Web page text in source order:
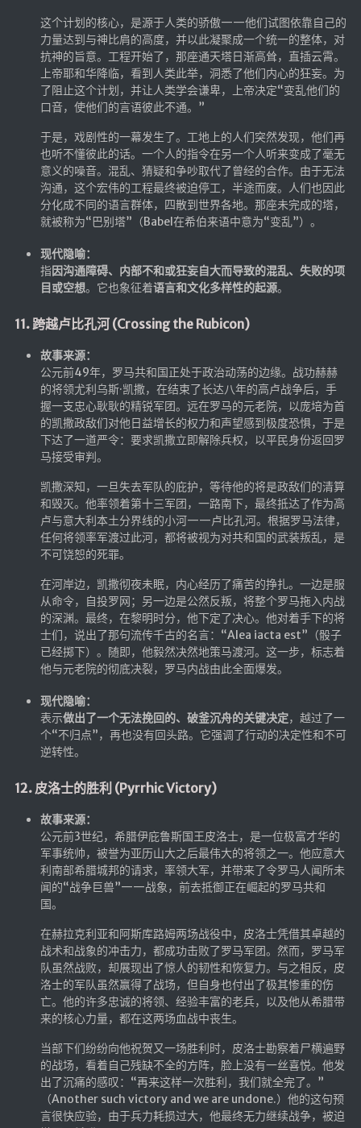
这个计划的核心，是源于人类的骄傲——他们试图依靠自己的
力量达到与神比肩的高度，并以此凝聚成一个统一的整体，对
抗神的旨意。工程开始了，那座通天塔日渐高耸，直插云霄。
上帝耶和华降临，看到人类此举，洞悉了他们内心的狂妄。为
了阻止这个计划，并让人类学会谦卑，上帝决定“变乱他们的
口音，使他们的言语彼此不通。”
于是，戏剧性的一幕发生了。工地上的人们突然发现，他们再
也听不懂彼此的话。一个人的指令在另一个人听来变成了毫无
意义的噪音。混乱、猜疑和争吵取代了曾经的合作。由于无法
沟通，这个宏伟的工程最终被迫停工，半途而废。人们也因此
分化成不同的语言群体，四散到世界各地。那座未完成的塔，
就被称为“巴别塔”（Babel在希伯来语中意为“变乱”）。
现代隐喻：
指因沟通障碍、内部不和或狂妄自大而导致的混乱、失败的项
目或空想。它也象征着语言和文化多样性的起源。
11. 跨越卢比孔河 (Crossing the Rubicon)
故事来源：
公元前49年，罗马共和国正处于政治动荡的边缘。战功赫赫
的将领尤利乌斯·凯撒，在结束了长达八年的高卢战争后，手
握一支忠心耿耿的精锐军团。远在罗马的元老院，以庞培为首
的凯撒政敌们对他日益增长的权力和声望感到极度恐惧，于是
下达了一道严令：要求凯撒立即解除兵权，以平民身份返回罗
马接受审判。
凯撒深知，一旦失去军队的庇护，等待他的将是政敌们的清算
和毁灭。他率领着第十三军团，一路南下，最终抵达了作为高
卢与意大利本土分界线的小河——卢比孔河。根据罗马法律，
任何将领率军渡过此河，都将被视为对共和国的武装叛乱，是
不可饶恕的死罪。
在河岸边，凯撒彻夜未眠，内心经历了痛苦的挣扎。一边是服
从命令，自投罗网；另一边是公然反叛，将整个罗马拖入内战
的深渊。最终，在黎明时分，他下定了决心。他对着手下的将
士们，说出了那句流传千古的名言：“Alea iacta est”（骰子
已经掷下）。随即，他毅然决然地策马渡河。这一步，标志着
他与元老院的彻底决裂，罗马内战由此全面爆发。
现代隐喻：
表示做出了一个无法挽回的、破釜沉舟的关键决定，越过了一
个“不归点”，再也没有回头路。它强调了行动的决定性和不可
逆转性。
12. 皮洛士的胜利 (Pyrrhic Victory)
故事来源：
公元前3世纪，希腊伊庇鲁斯国王皮洛士，是一位极富才华的
军事统帅，被誉为亚历山大之后最伟大的将领之一。他应意大
利南部希腊城邦的请求，率领大军，并带来了令罗马人闻所未
闻的“战争巨兽”——战象，前去抵御正在崛起的罗马共和
国。
在赫拉克利亚和阿斯库路姆两场战役中，皮洛士凭借其卓越的
战术和战象的冲击力，都成功击败了罗马军团。然而，罗马军
队虽然战败，却展现出了惊人的韧性和恢复力。与之相反，皮
洛士的军队虽然赢得了战场，但自身也付出了极其惨重的伤
亡。他的许多忠诚的将领、经验丰富的老兵，以及他从希腊带
来的核心力量，都在这两场血战中丧生。
当部下们纷纷向他祝贺又一场胜利时，皮洛士勘察着尸横遍野
的战场，看着自己残缺不全的方阵，脸上没有一丝喜悦。他发
出了沉痛的感叹：“再来这样一次胜利，我们就全完了。”
（Another such victory and we are undone.）他的这句预
言很快应验，由于兵力耗损过大，他最终无力继续战争，被迫